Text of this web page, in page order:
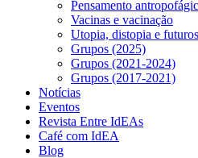
Pensamento
Vacinas e vacinação
Utopia, distopia e
Grupos (2025)
Grupos (2021-2024)
Grupos (2017-2021)
Notícias
Eventos
Revista Entre IdEAs
Café com IdEA
Blog